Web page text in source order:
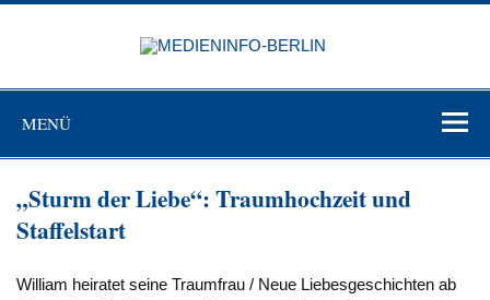
Zum
MENÜ
„Sturm der Liebe“: Traumhochzeit und
Staffelstart
William heiratet seine Traumfrau / Neue Liebesgeschichten ab